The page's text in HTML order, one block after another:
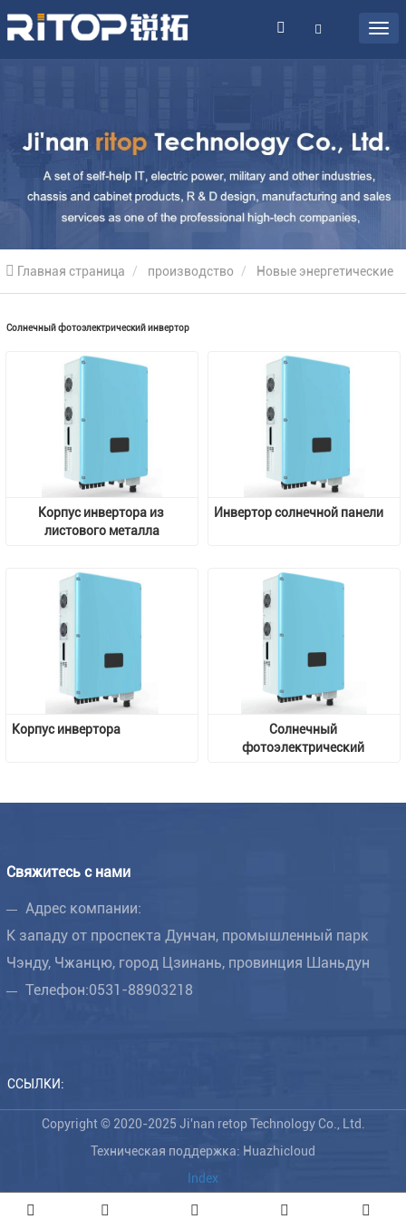
Главная страница производство Новые энергетические
Солнечный фотоэлектрический инвертор
Корпус инвертора из
листового металла
Инвертор солнечной панели
Корпус инвертора
Солнечный
фотоэлектрический
Свяжитесь с нами
Адрес компании:
К западу от проспекта Дунчан, промышленный парк
Чэнду, Чжанцю, город Цзинань, провинция Шаньдун
Телефон:0531-88903218
ССЫЛКИ:
Copyright © 2020-2025 Ji'nan retop Technology Co., Ltd.
Техническая поддержка: Huazhicloud
Index